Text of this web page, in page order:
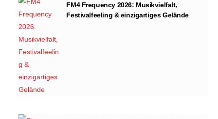
FM4 Frequency 2026: Musikvielfalt,
Festivalfeeling & einzigartiges Gelände